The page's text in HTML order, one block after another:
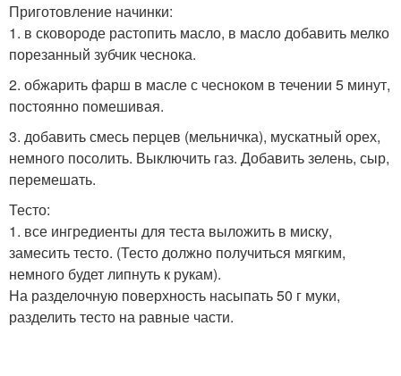
Приготовление начинки:
1. в сковороде растопить масло, в масло добавить мелко
порезанный зубчик чеснока.
2. обжарить фарш в масле с чесноком в течении 5 минут,
постоянно помешивая.
3. добавить смесь перцев (мельничка), мускатный орех,
немного посолить. Выключить газ. Добавить зелень, сыр,
перемешать.
Тесто:
1. все ингредиенты для теста выложить в миску,
замесить тесто. (Тесто должно получиться мягким,
немного будет липнуть к рукам).
На разделочную поверхность насыпать 50 г муки,
разделить тесто на равные части.